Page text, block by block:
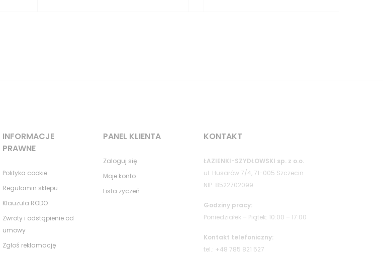
INFORMACJE
PRAWNE
Polityka cookie
Regulamin sklepu
Klauzula RODO
Zwroty i odstąpienie od
umowy
Zgłoś reklamację
PANEL KLIENTA
Zaloguj się
Moje konto
Lista życzeń
KONTAKT
ŁAZIENKI-SZYDŁOWSKI sp. z o.o.
ul. Husarów 7/4, 71-005 Szczecin
NIP: 8522702099
Godziny pracy:
Poniedziałek – Piątek: 10:00 – 17:00
Kontakt telefoniczny:
tel.: +48 785 821 527